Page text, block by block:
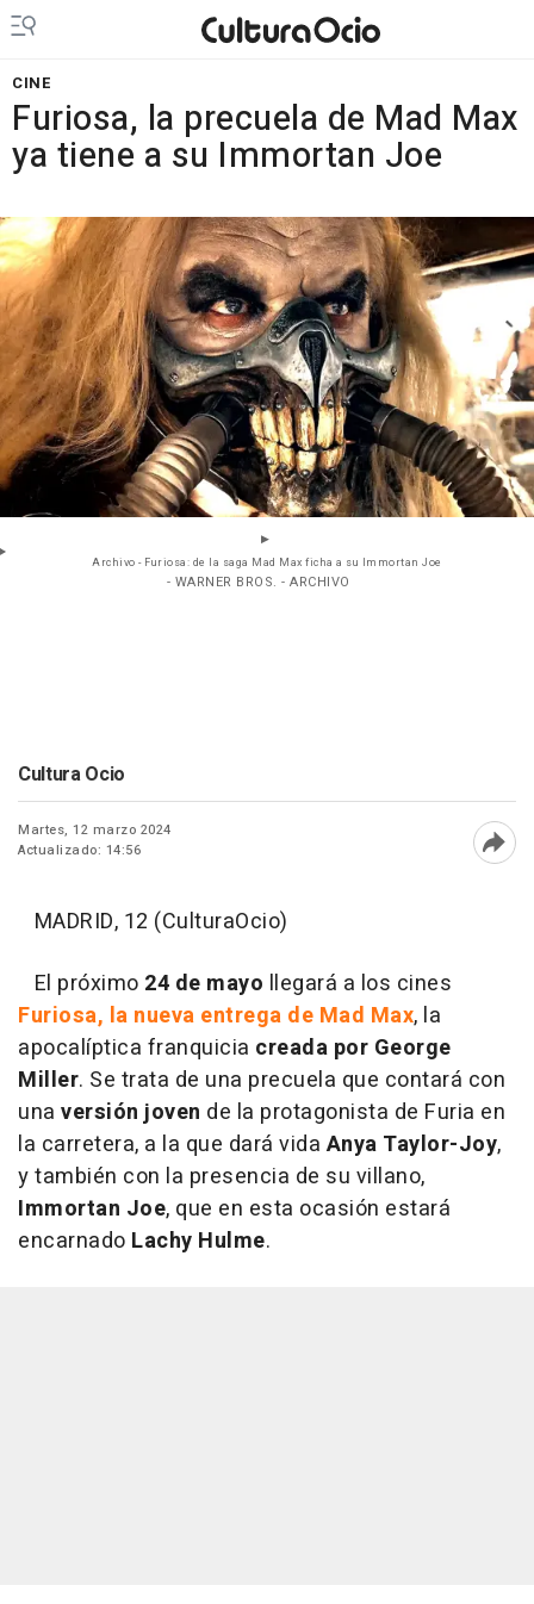
CINE
Furiosa, la precuela de Mad Max
ya tiene a su Immortan Joe
Archivo - Furiosa: de la saga Mad Max ficha a su Immortan Joe
- WARNER BROS. - ARCHIVO
Cultura Ocio
Martes, 12 marzo 2024
Actualizado: 14:56
MADRID, 12 (CulturaOcio)
El próximo 24 de mayo llegará a los cines
Furiosa, la nueva entrega de Mad Max, la
apocalíptica franquicia creada por George
Miller. Se trata de una precuela que contará con
una versión joven de la protagonista de Furia en
la carretera, a la que dará vida Anya Taylor-Joy,
y también con la presencia de su villano,
Immortan Joe, que en esta ocasión estará
encarnado Lachy Hulme.